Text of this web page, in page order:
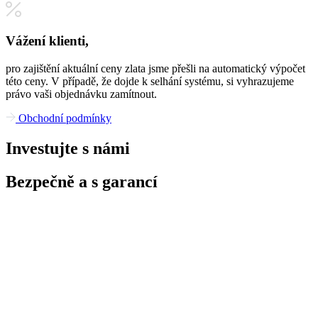
Vážení klienti,
pro zajištění aktuální ceny zlata jsme přešli na automatický výpočet
této ceny. V případě, že dojde k selhání systému, si vyhrazujeme
právo vaši objednávku zamítnout.
Obchodní podmínky
Investujte s námi
Bezpečně a s garancí